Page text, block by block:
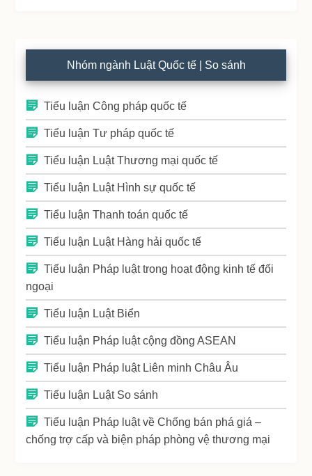
Nhóm ngành Luật Quốc tế | So sánh
Tiểu luận Công pháp quốc tế
Tiểu luận Tư pháp quốc tế
Tiểu luận Luật Thương mại quốc tế
Tiểu luận Luật Hình sự quốc tế
Tiểu luận Thanh toán quốc tế
Tiểu luận Luật Hàng hải quốc tế
Tiểu luận Pháp luật trong hoạt động kinh tế đối
ngoại
Tiểu luận Luật Biển
Tiểu luận Pháp luật cộng đồng ASEAN
Tiểu luận Pháp luật Liên minh Châu Âu
Tiểu luận Luật So sánh
Tiểu luận Pháp luật về Chống bán phá giá –
chống trợ cấp và biện pháp phòng vệ thương mại